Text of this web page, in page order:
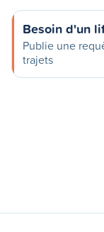
Besoin d'un
Publie une
trajets